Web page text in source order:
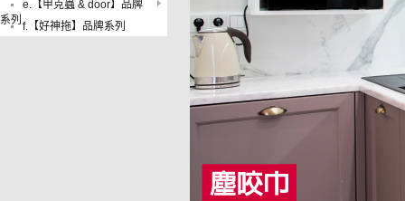
e.【甲克蟲 & door】品牌
系列 f.【好神拖】品牌系列